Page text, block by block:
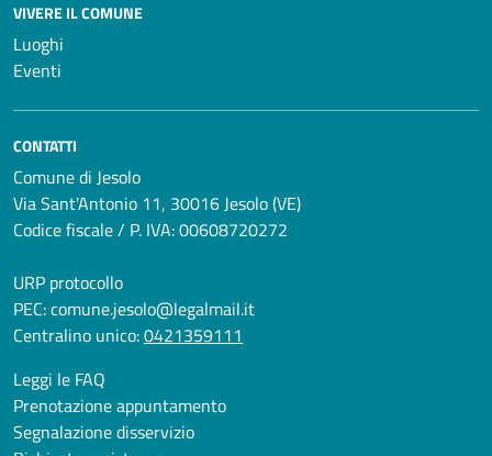
VIVERE IL COMUNE
Luoghi
Eventi
CONTATTI
Comune di Jesolo
Via Sant'Antonio 11, 30016 Jesolo (VE)
Codice fiscale / P. IVA: 00608720272
URP protocollo
PEC:comune.jesolo@legalmail.it
Centralino unico:0421359111
Leggi le FAQ
Prenotazione appuntamento
Segnalazione disservizio